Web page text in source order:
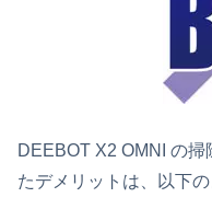
DEEBOT X2 OMNI の
たデメリットは、以下